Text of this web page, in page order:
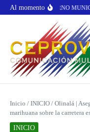
Saltar al contenido
Al momentoGOBIERNO
Inicio / INICIO / Olinalá |
marihuana sobre la carretera
INICIO